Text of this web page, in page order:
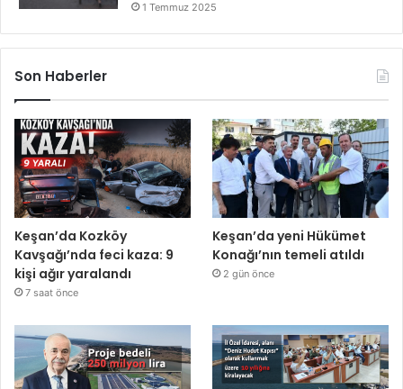
1 Temmuz 2025
Son Haberler
Keşan’da Kozköy
Kavşağı’nda feci kaza: 9
kişi ağır yaralandı
7 saat önce
Keşan’da yeni Hükümet
Konağı’nın temeli atıldı
2 gün önce